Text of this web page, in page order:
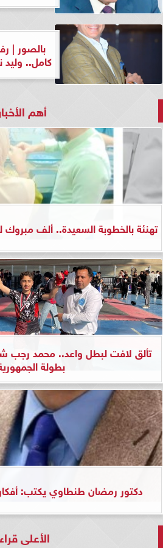
بالصور |
كامل.. وليد
أهم
تهنئة بالخطوبة السعيدة.. ألف
تألق لافت لبطل واعد.. محمد رجب
بطولة
دكتور رمضان طنطاوي يكتب: أفكار
الأعلى